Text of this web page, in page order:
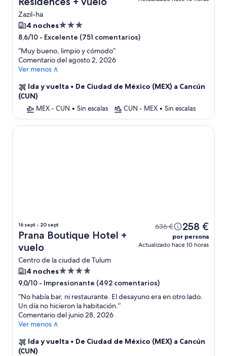
Zazil-ha
4 nochesAlojamiento
de
3.0 estrellas
8,6/10 - Excelente (751 comentarios)
“Muy bueno, limpio y cómodo”
Comentario del agosto 2, 2026
Ver menos ∧
Ida y vuelta • De Ciudad de México (MEX) a Cancún
(CUN)
MEX - CUN • Sin escalas CUN - MEX • Sin escalas
16 sept - 20 sept
Prana Boutique Hotel +
vuelo
Centro de la ciudad de Tulum
636 € 258 €
por persona
Actualizado hace 10 horas
4 nochesAlojamiento
de
4.0 estrellas
9,0/10 - Impresionante (492 comentarios)
“No había bar, ni restaurante. El desayuno era en otro lado.
Un día no hicieron la habitación.”
Comentario del junio 28, 2026
Ver menos ∧
Ida y vuelta • De Ciudad de México (MEX) a Cancún
(CUN)
Prana Boutique Hotel